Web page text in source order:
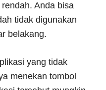
Anda bisa
tidak digunakan
belakang.
yang tidak
menekan tombol